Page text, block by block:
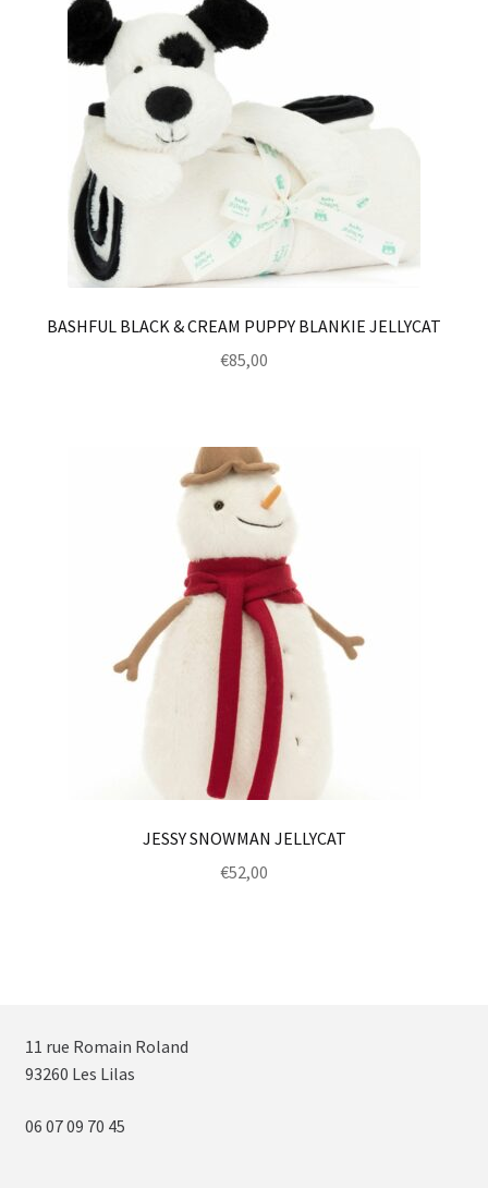
BASHFUL BLACK & CREAM PUPPY BLANKIE JELLYCAT
€85,00
JESSY SNOWMAN JELLYCAT
€52,00
11 rue Romain Roland
93260 Les Lilas
06 07 09 70 45